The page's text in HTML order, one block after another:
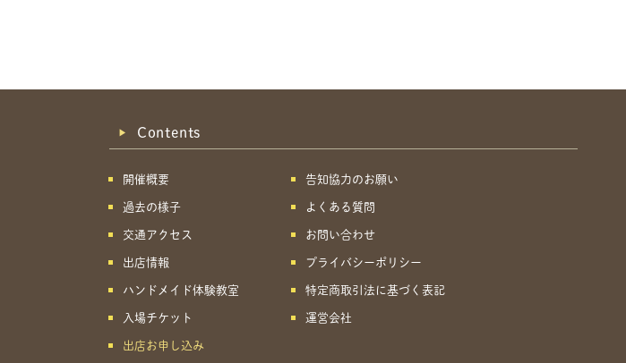
Contents
開催概要
過去の様子
交通アクセス
出店情報
ハンドメイド体験教室
入場チケット
出店お申し込み
告知協力のお願い
よくある質問
お問い合わせ
プライバシーポリシー
特定商取引法に基づく表記
運営会社